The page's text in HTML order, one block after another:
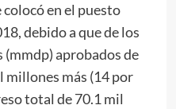
colocó en el puesto
debido a que de los
(mmdp) aprobados de
millones más (14 por
total de 70.1 mil